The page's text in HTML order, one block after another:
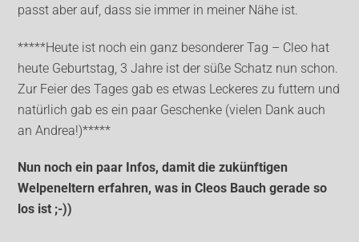
passt aber auf, dass sie immer in meiner Nähe ist.
*****Heute ist noch ein ganz besonderer Tag – Cleo hat
heute Geburtstag, 3 Jahre ist der süße Schatz nun schon.
Zur Feier des Tages gab es etwas Leckeres zu futtern und
natürlich gab es ein paar Geschenke (vielen Dank auch
an Andrea!)*****
Nun noch ein paar Infos, damit die zukünftigen
Welpeneltern erfahren, was in Cleos Bauch gerade so
los ist ;-))